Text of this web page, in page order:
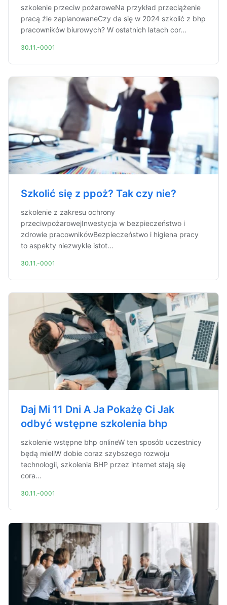
szkolenie przeciw pożaroweNa przykład przeciążenie
pracą źle zaplanowaneCzy da się w 2024 szkolić z bhp
pracowników biurowych? W ostatnich latach cor...
30.11.-0001
Szkolić się z ppoż? Tak czy nie?
szkolenie z zakresu ochrony
przeciwpożarowejInwestycja w bezpieczeństwo i
zdrowie pracownikówBezpieczeństwo i higiena pracy
to aspekty niezwykle istot...
30.11.-0001
Daj Mi 11 Dni A Ja Pokażę Ci Jak
odbyć wstępne szkolenia bhp
szkolenie wstępne bhp onlineW ten sposób uczestnicy
będą mieliW dobie coraz szybszego rozwoju
technologii, szkolenia BHP przez internet stają się
cora...
30.11.-0001